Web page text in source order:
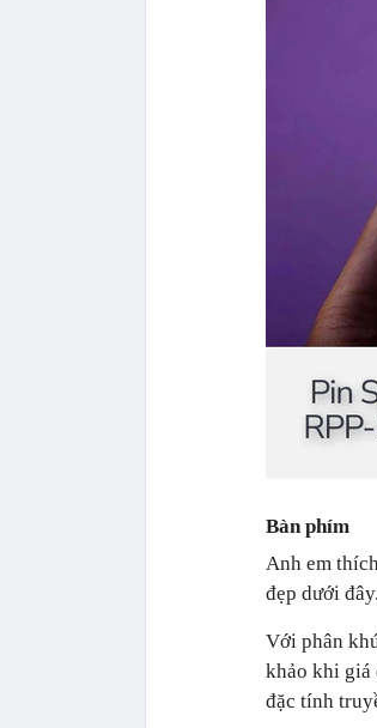
Bàn phím
Anh em
đẹp dưới đây.
Với phân
khảo khi giá
đặc tính